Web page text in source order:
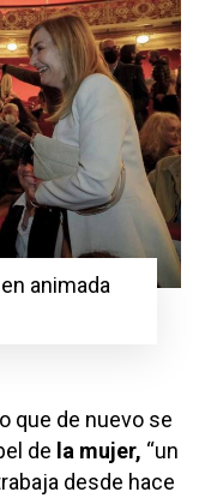
animada
que de nuevo se
de la mujer, “un
desde hace